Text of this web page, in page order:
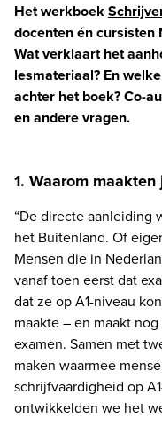
Het werkboek
docenten én cursisten
Wat verklaart het
lesmateriaal? En
achter het boek? Co-
en andere vragen.
1. Waarom
“De directe aanleiding
het Buitenland. Of
Mensen die in
vanaf toen eerst dat
dat ze op A1-niveau
maakte – en maakt
examen. Samen met
maken waarmee
schrijfvaardigheid op
ontwikkelden we het